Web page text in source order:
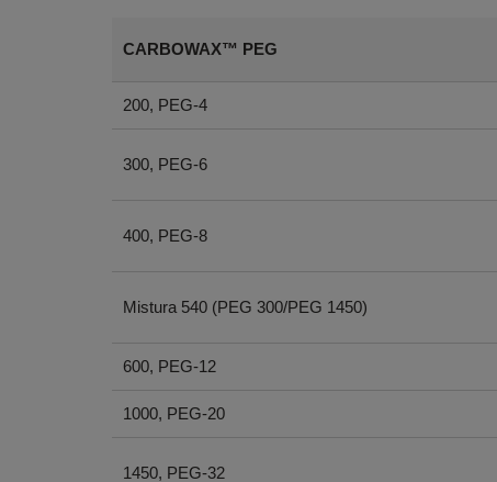
CARBOWAX™ PEG
200, PEG-4
300, PEG-6
400, PEG-8
Mistura 540 (PEG 300/PEG 1450)
600, PEG-12
1000, PEG-20
1450, PEG-32